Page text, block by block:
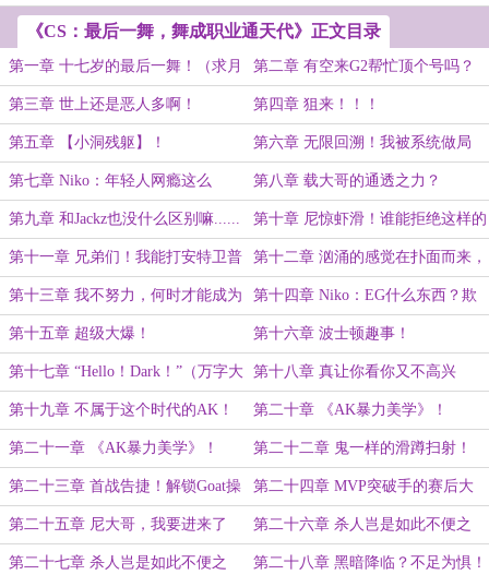
《CS：最后一舞，舞成职业通天代》正文目录
第一章 十七岁的最后一舞！（求月
票求收藏）
第二章 有空来G2帮忙顶个号吗？
（求收藏）
第三章 世上还是恶人多啊！ 第四章 狙来！！！
第五章 【小洞残躯】！ 第六章 无限回溯！我被系统做局
了！
第七章 Niko：年轻人网瘾这么
大？！
第八章 载大哥的通透之力？
第九章 和Jackz也没什么区别嘛......
等等卧槽！
第十章 尼惊虾滑！谁能拒绝这样的
选手呢？
第十一章 兄弟们！我能打安特卫普
Major！
第十二章 汹涌的感觉在扑面而来，
我知道那叫做不甘心！
第十三章 我不努力，何时才能成为
TOP1？
第十四章 Niko：EG什么东西？欺
负我Bro！
第十五章 超级大爆！ 第十六章 波士顿趣事！
第十七章 “Hello！Dark！”（万字大
章求月票）
第十八章 真让你看你又不高兴
第十九章 不属于这个时代的AK！ 第二十章 《AK暴力美学》！
第二十一章 《AK暴力美学》！
（下）
第二十二章 鬼一样的滑蹲扫射！
第二十三章 首战告捷！解锁Goat操
作！
第二十四章 MVP突破手的赛后大
拉！
第二十五章 尼大哥，我要进来了 第二十六章 杀人岂是如此不便之
事？！
第二十七章 杀人岂是如此不便之 第二十八章 黑暗降临？不足为惧！